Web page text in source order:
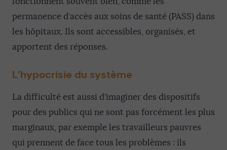
permanence d’accès aux soins de santé (PASS) dans
les hôpitaux. Ils sont accessibles, organisés, et
apportent des réponses.
L’hypocrisie du système
La difficulté est aussi d’imaginer des dispositifs
pour des publics qui ne sont pas forcément les plus
marginaux, par exemple les travailleurs pauvres
qui prennent de face tous les problèmes : ils